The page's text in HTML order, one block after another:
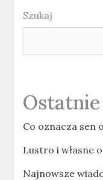
Szukaj
Co oznacza sen
Lustro i własne
Najnowsze